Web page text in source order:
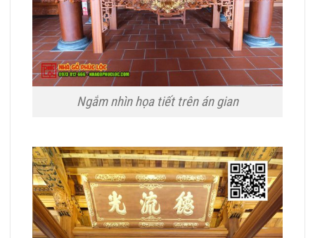
Ngắm nhìn họa tiết trên án gian